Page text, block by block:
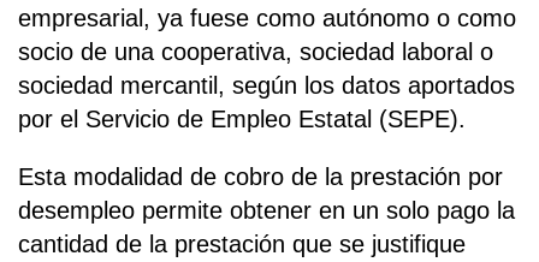
empresarial, ya fuese como autónomo o como
socio de una cooperativa, sociedad laboral o
sociedad mercantil, según los datos aportados
por el Servicio de Empleo Estatal (SEPE).
Esta modalidad de cobro de la prestación por
desempleo permite obtener en un solo pago la
cantidad de la prestación que se justifique